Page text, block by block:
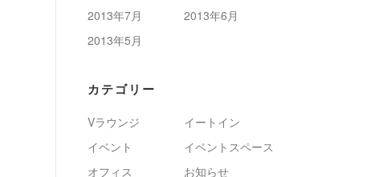
2013年7月
2013年6月
2013年5月
カテゴリー
Vラウンジ
イートイン
イベント
イベントスペース
オフィス
お知らせ